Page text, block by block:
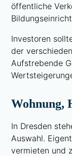
öffentliche
Investoren
der
Aufstrebende
Wohnung,
In Dresden
Auswahl.
vermieten und